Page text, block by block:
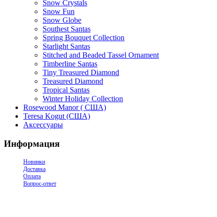
Snow Crystals
Snow Fun
Snow Globe
Southest Santas
Spring Bouquet Collection
Starlight Santas
Stitched and Beaded Tassel Ornament
Timberline Santas
Tiny Treasured Diamond
Treasured Diamond
Tropical Santas
Winter Holiday Collection
Rosewood Manor ( США)
Teresa Kogut (США)
Аксессуары
Информация
Новинки
Доставка
Оплата
Вопрос-ответ